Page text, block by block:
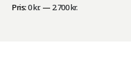
Pris:0 kr. — 2.700 kr.